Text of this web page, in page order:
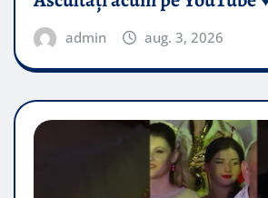
admin aug. 3, 2026